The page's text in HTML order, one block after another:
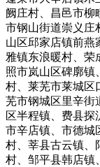
阙庄村、昌邑市柳
市钢山街道崇义庄
山区邱家店镇前燕
雅镇东浪暖村、荣
照市岚山区碑廓镇
村、莱芜市莱城区
芜市钢城区里辛街
区半程镇、费县探
市辛店镇、市德城
村、莘县古云镇、
村、邹平县韩店镇